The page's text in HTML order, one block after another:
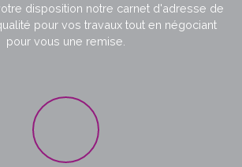
disposition notre carnet d'adresse de
pour vos travaux tout en négociant
pour vous une remise.